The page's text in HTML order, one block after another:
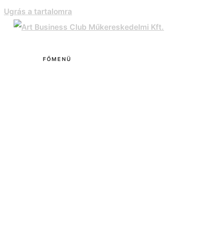
Ugrás a tartalomra
FŐMENÜ